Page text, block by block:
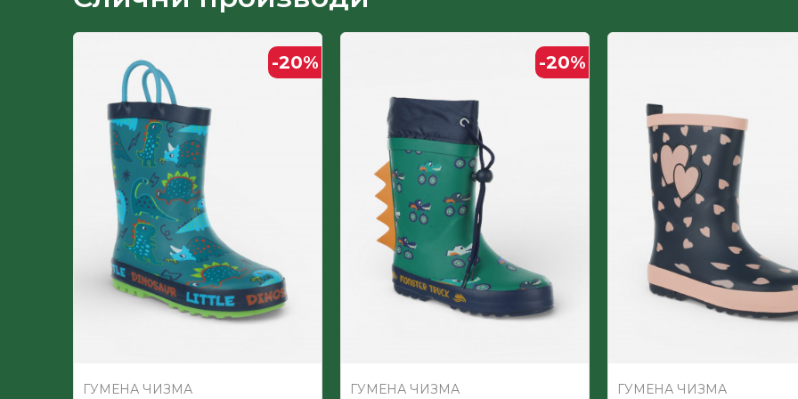
ДЕТСКИ
-20%
ГУМЕНА ЧИЗМА
-20%
ГУМЕНА ЧИЗМА ГУМЕНА ЧИЗМА